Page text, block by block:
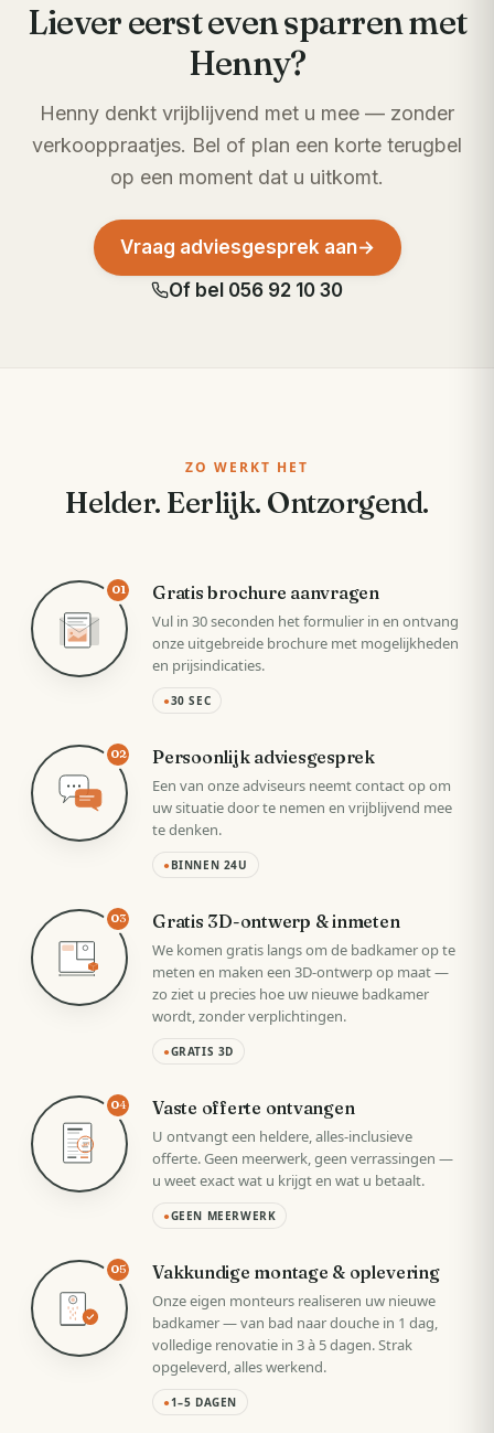
Liever eerst even sparren met
Henny?
Henny denkt vrijblijvend met u mee — zonder
verkooppraatjes. Bel of plan een korte terugbel
op een moment dat u uitkomt.
Vraag adviesgesprek aan→
Of bel 056 92 10 30
ZO WERKT HET
Helder. Eerlijk. Ontzorgend.
01 Gratis brochure aanvragen
Vul in 30 seconden het formulier in en ontvang
onze uitgebreide brochure met mogelijkheden
en prijsindicaties.
●30 SEC
02 Persoonlijk adviesgesprek
Een van onze adviseurs neemt contact op om
uw situatie door te nemen en vrijblijvend mee
te denken.
● BINNEN 24U
03 Gratis 3D-ontwerp & inmeten
We komen gratis langs om de badkamer op te
meten en maken een 3D-ontwerp op maat —
zo ziet u precies hoe uw nieuwe badkamer
wordt, zonder verplichtingen.
●GRATIS 3D
VAST
04 Vaste offerte ontvangen
U ontvangt een heldere, alles-inclusieve
offerte. Geen meerwerk, geen verrassingen —
u weet exact wat u krijgt en wat u betaalt.
●GEEN MEERWERK
05 Vakkundige montage & oplevering
Onze eigen monteurs realiseren uw nieuwe
badkamer — van bad naar douche in 1 dag,
volledige renovatie in 3 à 5 dagen. Strak
opgeleverd, alles werkend.
●1–5 DAGEN